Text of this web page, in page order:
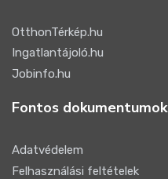
OtthonTérkép.hu
Ingatlantájoló.hu
Jobinfo.hu
Fontos dokumentumok
Adatvédelem
Felhasználási feltételek